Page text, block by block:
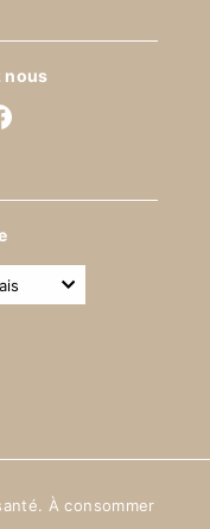
nous
À consommer